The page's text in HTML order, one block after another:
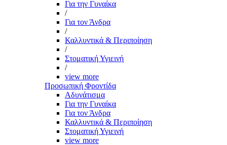
Για την Γυναίκα
/
Για τον Άνδρα
/
Καλλυντικά & Περιποίηση
/
Στοματική Υγιεινή
/
view more
Προσωπική Φροντίδα
Αδυνάτισμα
Για την Γυναίκα
Για τον Άνδρα
Καλλυντικά & Περιποίηση
Στοματική Υγιεινή
view more